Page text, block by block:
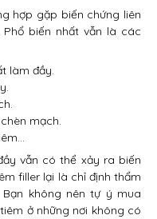
hợp gặp biến chứng liên
biến nhất vẫn là các
làm đầy.
mạch.
vẫn có thể xảy ra biến
filler lại là chỉ định thẩm
không nên tự ý mua
ở những nơi không có